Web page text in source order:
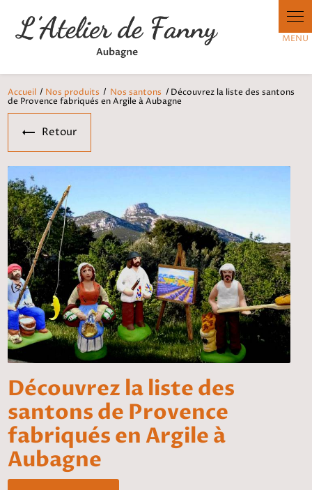
Accueil Nos produits Nos santons Découvrez la liste des santons
de Provence fabriqués en Argile à Aubagne
Retour
Découvrez la liste des
santons de Provence
fabriqués en Argile à
Aubagne